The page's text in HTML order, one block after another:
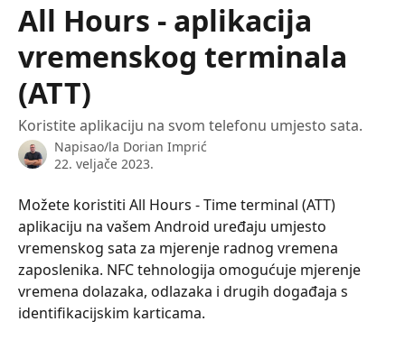
All Hours - aplikacija
vremenskog terminala
(ATT)
Koristite aplikaciju na svom telefonu umjesto sata.
Napisao/la Dorian Imprić
22. veljače 2023.
Možete koristiti All Hours - Time terminal (ATT)
aplikaciju na vašem Android uređaju umjesto
vremenskog sata za mjerenje radnog vremena
zaposlenika. NFC tehnologija omogućuje mjerenje
vremena dolazaka, odlazaka i drugih događaja s
identifikacijskim karticama.